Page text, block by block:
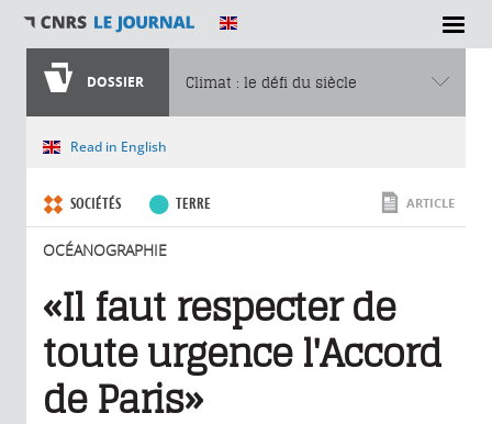
SECTIONS
DOSSIER Climat : le défi du siècle
Vous êtes ici
Read in English
SOCIÉTÉS TERRE
OCÉANOGRAPHIE
ARTICLE
«Il faut respecter de
toute urgence l'Accord
de Paris»